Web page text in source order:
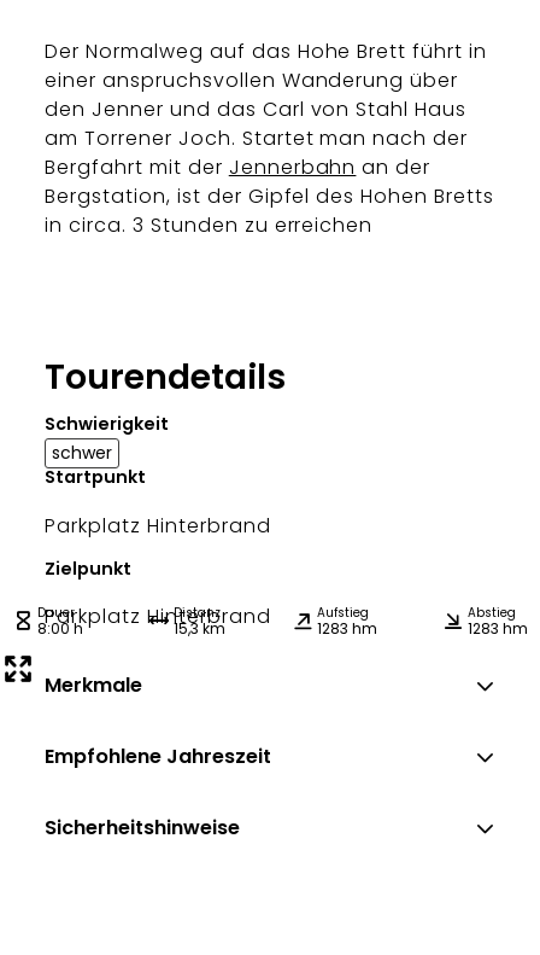
Der Normalweg auf das Hohe Brett führt in
einer anspruchsvollen Wanderung über
den Jenner und das Carl von Stahl Haus
am Torrener Joch. Startet man nach der
Bergfahrt mit der Jennerbahn an der
Bergstation, ist der Gipfel des Hohen Bretts
in circa. 3 Stunden zu erreichen
Tourendetails
Schwierigkeit
schwer
Startpunkt
Parkplatz Hinterbrand
Zielpunkt
Parkplatz Hinterbrand
Dauer
8:00 h
Distanz
15,3 km
Aufstieg
1283 hm
Abstieg
1283 hm
Merkmale
Empfohlene Jahreszeit
Sicherheitshinweise